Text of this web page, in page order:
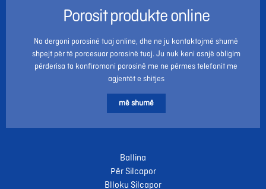
Porosit produkte online
Na dergoni porosinë tuaj online, dhe ne ju kontaktojmë shumë
shpejt për të porcesuar porosinë tuaj. Ju nuk keni asnjë obligim
përderisa ta konfiromoni porosinë me ne përmes telefonit me
agjentët e shitjes
më shumë
Ballina
Për Silcapor
Blloku Silcapor